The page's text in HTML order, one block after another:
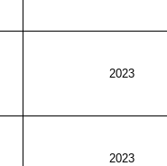
2023
2023